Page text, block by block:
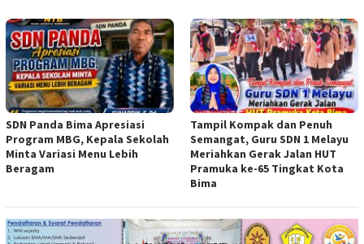
SDN Panda Bima Apresiasi
Program MBG, Kepala Sekolah
Minta Variasi Menu Lebih
Beragam
Tampil Kompak dan Penuh
Semangat, Guru SDN 1 Melayu
Meriahkan Gerak Jalan HUT
Pramuka ke-65 Tingkat Kota
Bima